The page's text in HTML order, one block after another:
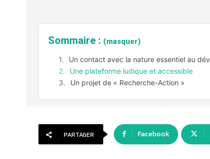
Sommaire : (masquer)
Un contact avec la nature essentiel au
Une plateforme ludique et accessible
Un projet de « Recherche-Action »
PARTAGER Facebook